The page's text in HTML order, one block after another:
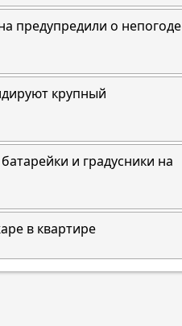
предупредили о непогоде
крупный
и градусники на
в квартире